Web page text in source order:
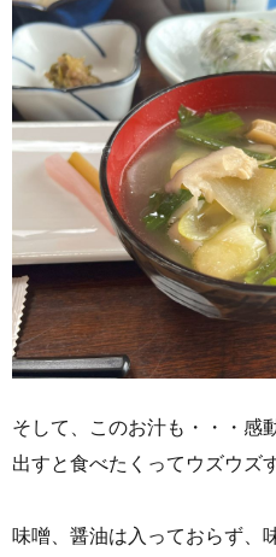
そして、このお汁も・・・感
出すと食べたくってウズウズ
味噌、醤油は入っておらず、